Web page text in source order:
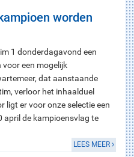
worden
1 donderdagavond een
een mogelijk
dat aanstaande
verloor het inhaalduel
ligt er voor onze selectie een
april de kampioensvlag te
LEES MEER